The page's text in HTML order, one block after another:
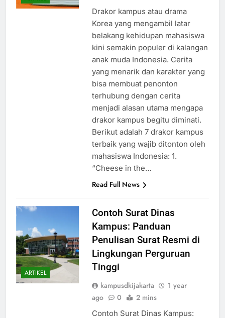
ARTIKEL
Drakor kampus atau drama
Korea yang mengambil latar
belakang kehidupan mahasiswa
kini semakin populer di kalangan
anak muda Indonesia. Cerita
yang menarik dan karakter yang
bisa membuat penonton
terhubung dengan cerita
menjadi alasan utama mengapa
drakor kampus begitu diminati.
Berikut adalah 7 drakor kampus
terbaik yang wajib ditonton oleh
mahasiswa Indonesia: 1.
ARTIKEL
Contoh Surat Dinas
Kampus: Panduan
Penulisan Surat Resmi di
Lingkungan Perguruan
Tinggi
kampusdkijakarta